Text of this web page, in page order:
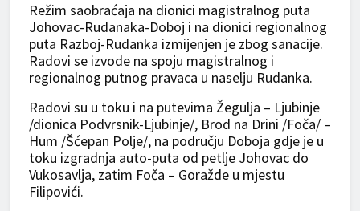
Režim saobraćaja na dionici magistralnog puta
Јohovac-Rudanaka-Doboj i na dionici regionalnog
puta Razboj-Rudanka izmijenjen je zbog sanacije.
Radovi se izvode na spoju magistralnog i
regionalnog putnog pravaca u naselju Rudanka.
Radovi su u toku i na putevima Žegulja – Ljubinje
/dionica Podvrsnik-Ljubinje/, Brod na Drini /Foča/ –
Hum /Šćepan Polje/, na području Doboja gdje je u
toku izgradnja auto-puta od petlje Јohovac do
Vukosavlja, zatim Foča – Goražde u mjestu
Filipovići.